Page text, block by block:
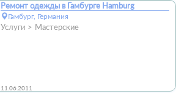
Ремонт одежды в Гамбурге Hamburg
Гамбург, Германия
Услуги Мастерские
11.06.2011